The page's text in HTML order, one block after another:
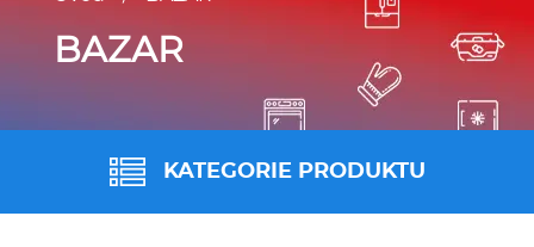
Dokumenty ke
stažení
Vstoupit
Fritézy
BAZAR
KATEGORIE PRODUKTU